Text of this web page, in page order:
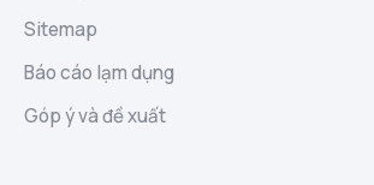
Sitemap
Báo cáo lạm dụng
Góp ý và đề xuất